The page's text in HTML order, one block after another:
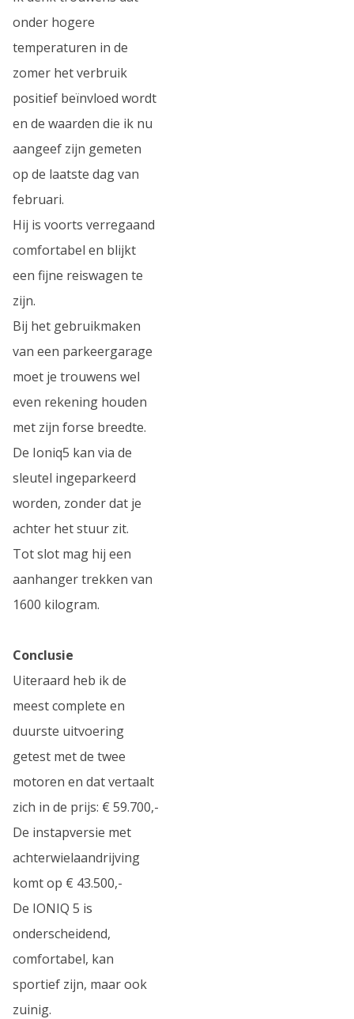
onder hogere
temperaturen in de
zomer het verbruik
positief beïnvloed wordt
en de waarden die ik nu
aangeef zijn gemeten
op de laatste dag van
februari.
Hij is voorts verregaand
comfortabel en blijkt
een fijne reiswagen te
zijn.
Bij het gebruikmaken
van een parkeergarage
moet je trouwens wel
even rekening houden
met zijn forse breedte.
De Ioniq5 kan via de
sleutel ingeparkeerd
worden, zonder dat je
achter het stuur zit.
Tot slot mag hij een
aanhanger trekken van
1600 kilogram.
Conclusie
Uiteraard heb ik de
meest complete en
duurste uitvoering
getest met de twee
motoren en dat vertaalt
zich in de prijs: € 59.700,-
De instapversie met
achterwielaandrijving
komt op € 43.500,-
De IONIQ 5 is
onderscheidend,
comfortabel, kan
sportief zijn, maar ook
zuinig.